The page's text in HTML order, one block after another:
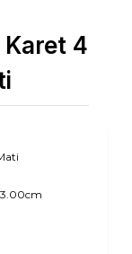
Karet 4